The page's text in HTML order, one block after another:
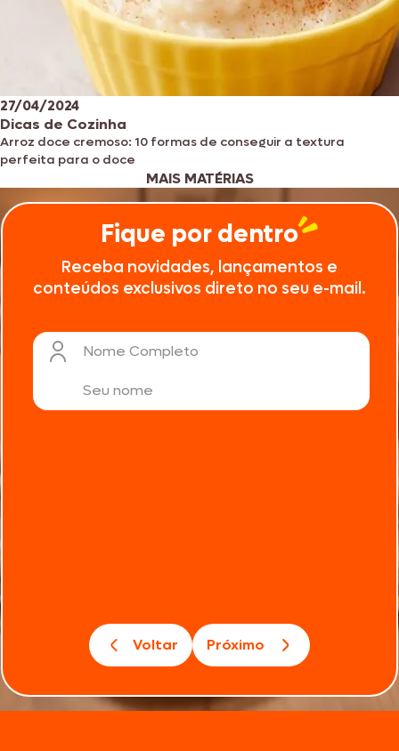
27/04/2024
Dicas de Cozinha
Arroz doce cremoso: 10 formas de conseguir a textura
perfeita para o doce
MAIS MATÉRIAS
Fique por dentro
Receba novidades, lançamentos e
conteúdos exclusivos direto no seu e-mail.
Nome Completo
Voltar Próximo